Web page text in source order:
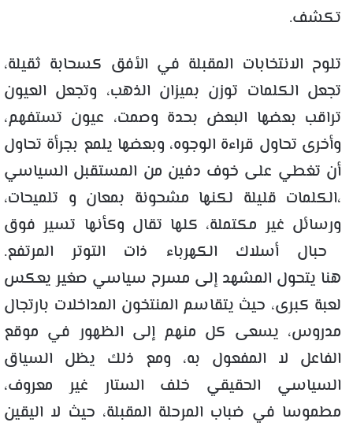
تكشف.
تلوح الانتخابات المقبلة في الأفق كسحابة ثقيلة،
تجعل الكلمات توزن بميزان الذهب، وتجعل العيون
تراقب بعضها البعض بحدة وصمت، عيون تستفهم،
وأخرى تحاول قراءة الوجوه، وبعضها يلمع بجرأة تحاول
أن تغطي على خوف دفين من المستقبل السياسي
،الكلمات قليلة لكنها مشحونة بمعان و تلميحات،
ورسائل غير مكتملة، كلها تقال وكأنها تسير فوق
حبال أسلاك الكهرباء ذات التوتر المرتفع.
هنا يتحول المشهد إلى مسرح سياسي صغير يعكس
لعبة كبرى، حيث يتقاسم المنتخون المداخلات بارتجال
مدروس، يسعى كل منهم إلى الظهور في موقع
الفاعل لا المفعول به، ومع ذلك يظل السياق
السياسي الحقيقي خلف الستار غير معروف،
مطموسا في ضباب المرحلة المقبلة، حيث لا اليقين